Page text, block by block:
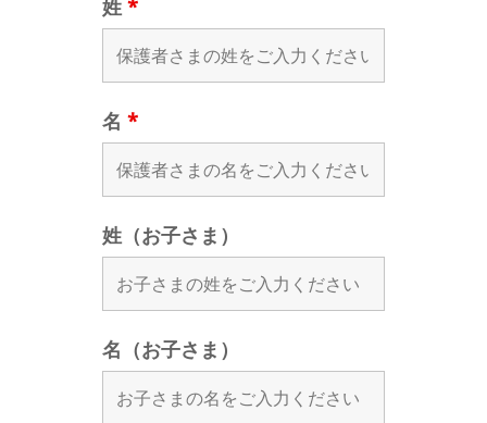
姓 *
名 *
姓（お子さま）
名（お子さま）